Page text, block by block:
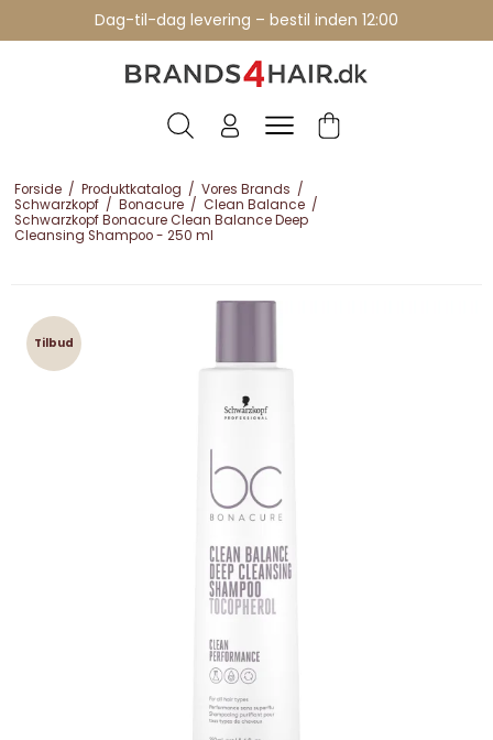
Dag-til-dag levering – bestil inden 12:00
Professionelle brands - over 15 års erfaring
Forside / Produktkatalog / Vores Brands /
Schwarzkopf / Bonacure / Clean Balance /
Schwarzkopf Bonacure Clean Balance Deep
Cleansing Shampoo - 250 ml
Tilbud